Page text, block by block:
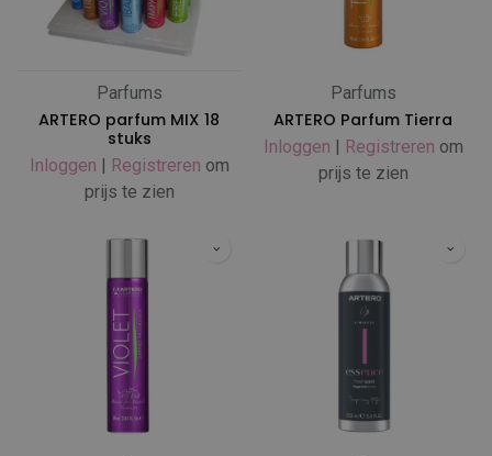
Parfums
ARTERO parfum MIX 18
stuks
Inloggen | Registreren om
prijs te zien
Parfums
ARTERO Parfum Tierra
Inloggen | Registreren om
prijs te zien